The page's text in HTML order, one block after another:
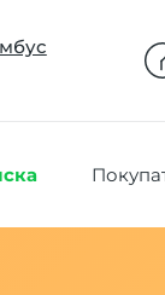
Товар добавлен в
добавлен в
удален из
Промокод